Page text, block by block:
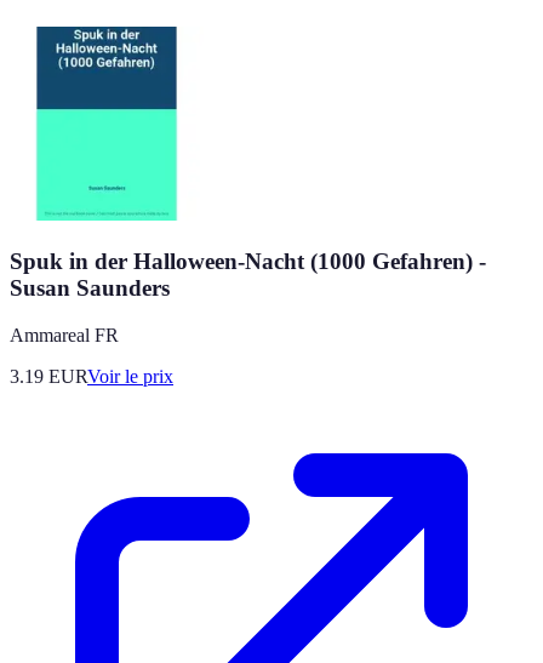
Spuk in der Halloween-Nacht (1000 Gefahren) -
Susan Saunders
Ammareal FR
3.19 EURVoir le prix